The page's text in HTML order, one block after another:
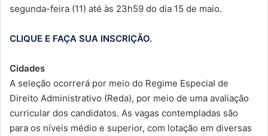
segunda-feira (11) até às 23h59 do dia 15 de maio.
CLIQUE E FAÇA SUA INSCRIÇÃO.
Cidades
A seleção ocorrerá por meio do Regime Especial de
Direito Administrativo (Reda), por meio de uma avaliação
curricular dos candidatos. As vagas contempladas são
para os níveis médio e superior, com lotação em diversas